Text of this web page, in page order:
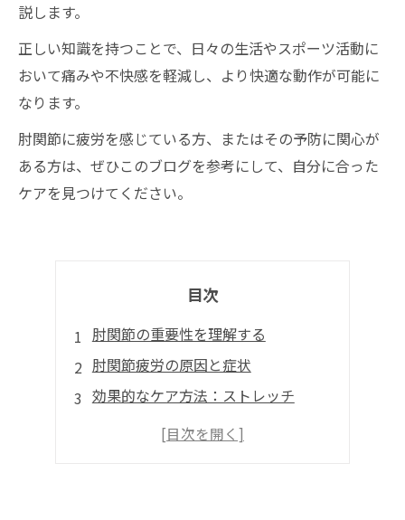
説します。
正しい知識を持つことで、日々の生活やスポーツ活動に
おいて痛みや不快感を軽減し、より快適な動作が可能に
なります。
肘関節に疲労を感じている方、またはその予防に関心が
ある方は、ぜひこのブログを参考にして、自分に合った
ケアを見つけてください。
目次
肘関節の重要性を理解する
肘関節疲労の原因と症状
効果的なケア方法：ストレッチ
エクササイズで肘関節を強化する